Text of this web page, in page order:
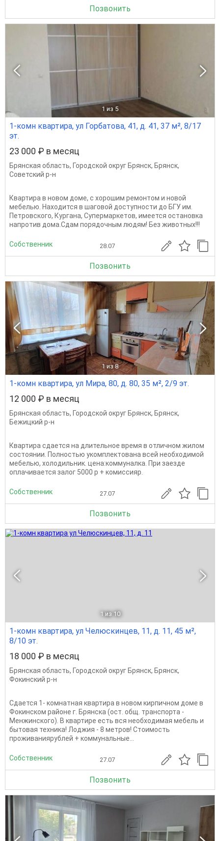
Позвонить
1 из 5
1-комн квартира, ул Горбатова, 41, д. 41, 37 м², 8/17
эт.
23 000 ₽ в месяц
Брянская область, Городской округ Брянск, Брянск,
Советский р-н
Квартира в новом доме, с хорошим ремонтом и новой
мебелью. Находится в шаговой доступности до БГУ им.
Петровского, Кургана, Супермаркетов, имеется остановка
напротив дома.Сдам порядочным людям! Без животных!!!
Собственник 28.07
Позвонить
1 из 8
1-комн квартира, ул Мира, 80, д. 80, 35 м², 2/9 эт.
12 000 ₽ в месяц
Брянская область, Городской округ Брянск, Брянск,
Бежицкий р-н
Квартира сдается на длительное время в отличном жилом
состоянии. Полностью укомплектована всей необходимой
мебелью, холодильник. цена:коммуналка. При заезде
оплачивается залог 5000 р + комиссияр.
Собственник 27.07
Позвонить
1 из 10
1-комн квартира, ул Челюскинцев, 11, д. 11, 45 м²,
8/10 эт.
18 000 ₽ в месяц
Брянская область, Городской округ Брянск, Брянск,
Фокинский р-н
Сдается 1- комнатная квартира в новом кирпичном доме в
Фокинском районе г. Брянска (ост. общ. транспорта -
Менжинского). В квартире есть вся необходимая мебель и
бытовая техника! Лоджия - 8 метров! Стоимость
проживаниярублей + коммунальные...
Собственник 27.07
Позвонить